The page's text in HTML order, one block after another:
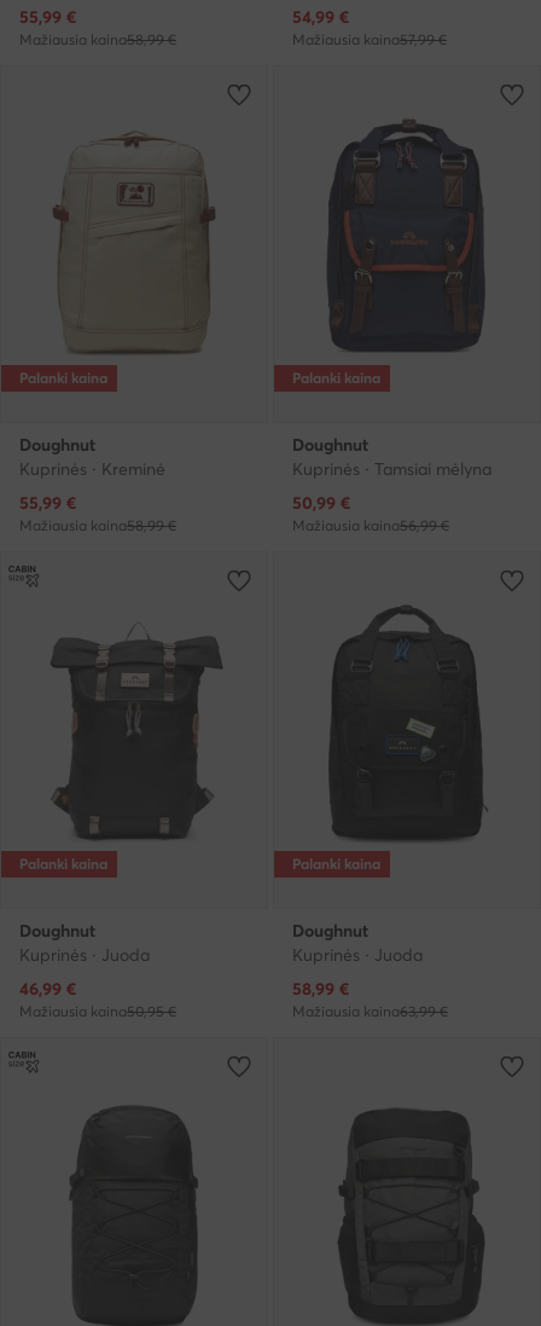
Dabartinė kaina
55,99 €
Mažiausia kaina58,99 €
Dabartinė kaina
54,99 €
Mažiausia kaina57,99 €
Palanki kaina
Doughnut
Kuprinės · Kreminė
Dabartinė kaina
55,99 €
Mažiausia kaina58,99 €
Palanki kaina
Doughnut
Kuprinės · Tamsiai mėlyna
Dabartinė kaina
50,99 €
Mažiausia kaina56,99 €
Palanki kaina
Doughnut
Kuprinės · Juoda
Dabartinė kaina
46,99 €
Mažiausia kaina50,95 €
Palanki kaina
Doughnut
Kuprinės · Juoda
Dabartinė kaina
58,99 €
Mažiausia kaina63,99 €